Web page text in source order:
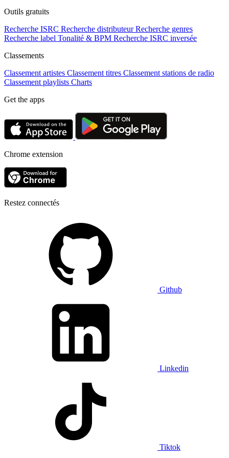
Outils gratuits
Recherche ISRC Recherche distributeur Recherche genres
Recherche label Tonalité & BPM Recherche ISRC inversée
Classements
Classement artistes Classement titres Classement stations de radio
Classement playlists Charts
Get the apps
Chrome extension
Restez connectés
Github
Linkedin
Tiktok